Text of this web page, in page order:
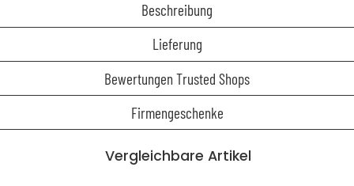
Beschreibung
Lieferung
Bewertungen Trusted Shops
Firmengeschenke
Vergleichbare Artikel